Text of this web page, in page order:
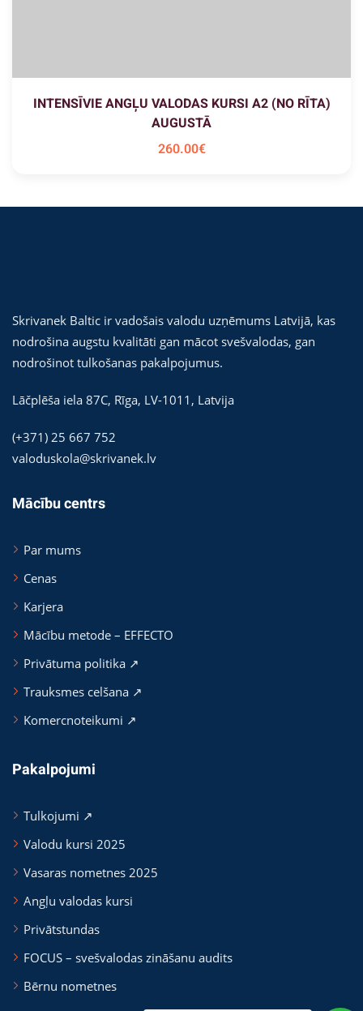
INTENSĪVIE ANGĻU VALODAS KURSI A2 (NO RĪTA)
AUGUSTĀ
260.00€
Skrivanek Baltic ir vadošais valodu uzņēmums Latvijā, kas
nodrošina augstu kvalitāti gan mācot svešvalodas, gan
nodrošinot tulkošanas pakalpojumus.
Lāčplēša iela 87C, Rīga, LV-1011 , Latvija
(+371) 25 667 752
valoduskola@skrivanek.lv
Mācību centrs
Par mums
Cenas
Karjera
Mācību metode – EFFECTO
Privātuma politika ↗
Trauksmes celšana ↗
Komercnoteikumi ↗
Pakalpojumi
Tulkojumi ↗
Valodu kursi 2025
Vasaras nometnes 2025
Angļu valodas kursi
Privātstundas
FOCUS – svešvalodas zināšanu audits
Bērnu nometnes